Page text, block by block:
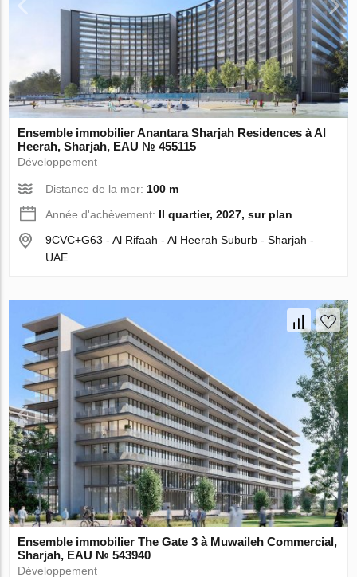
Ensemble immobilier Anantara Sharjah Residences à Al
Heerah, Sharjah, EAU № 455115
Développement
Distance de la mer:100 m
Année d'achèvement: II quartier, 2027, sur plan
9CVC+G63 - Al Rifaah - Al Heerah Suburb - Sharjah -
UAE
Ensemble immobilier The Gate 3 à Muwaileh Commercial,
Sharjah, EAU № 543940
Développement